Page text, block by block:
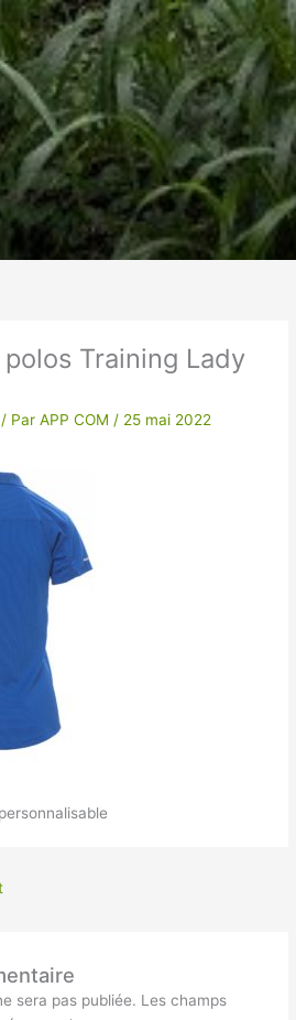
SUR
Training Lady
/ ParAPP COM/ 25 mai 2022
sera pas publiée. Les champs